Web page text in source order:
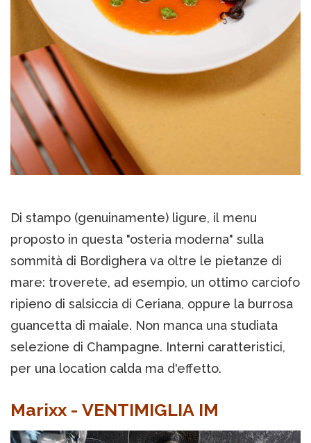
Di stampo (genuinamente) ligure, il menu
proposto in questa "osteria moderna" sulla
sommità di Bordighera va oltre le pietanze di
mare: troverete, ad esempio, un ottimo carciofo
ripieno di salsiccia di Ceriana, oppure la burrosa
guancetta di maiale. Non manca una studiata
selezione di Champagne. Interni caratteristici,
per una location calda ma d'effetto.
Marixx - VENTIMIGLIA IM